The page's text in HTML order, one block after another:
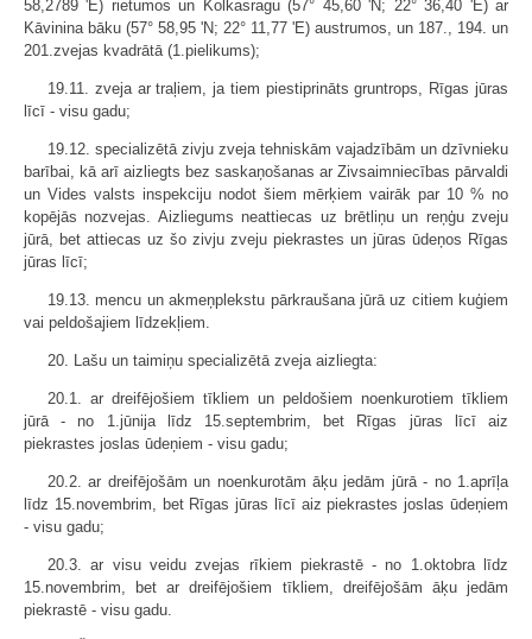
58,2789 'E) rietumos un Kolkasragu (57° 45,60 'N; 22° 36,40 'E) ar
Kāvinina bāku (57° 58,95 'N; 22° 11,77 'E) austrumos, un 187., 194. un
201.zvejas kvadrātā (1.pielikums);
19.11. zveja ar traļiem, ja tiem piestiprināts gruntrops, Rīgas jūras
līcī - visu gadu;
19.12. specializētā zivju zveja tehniskām vajadzībām un dzīvnieku
barībai, kā arī aizliegts bez saskaņošanas ar Zivsaimniecības pārvaldi
un Vides valsts inspekciju nodot šiem mērķiem vairāk par 10 % no
kopējās nozvejas. Aizliegums neattiecas uz brētliņu un reņģu zveju
jūrā, bet attiecas uz šo zivju zveju piekrastes un jūras ūdeņos Rīgas
jūras līcī;
19.13. mencu un akmeņplekstu pārkraušana jūrā uz citiem kuģiem
vai peldošajiem līdzekļiem.
20. Lašu un taimiņu specializētā zveja aizliegta:
20.1. ar dreifējošiem tīkliem un peldošiem noenkurotiem tīkliem
jūrā - no 1.jūnija līdz 15.septembrim, bet Rīgas jūras līcī aiz
piekrastes joslas ūdeņiem - visu gadu;
20.2. ar dreifējošām un noenkurotām āķu jedām jūrā - no 1.aprīļa
līdz 15.novembrim, bet Rīgas jūras līcī aiz piekrastes joslas ūdeņiem
- visu gadu;
20.3. ar visu veidu zvejas rīkiem piekrastē - no 1.oktobra līdz
15.novembrim, bet ar dreifējošiem tīkliem, dreifējošām āķu jedām
piekrastē - visu gadu.